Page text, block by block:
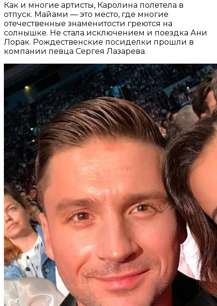
Как и многие артисты, Каролина полетела в
отпуск. Майами — это место, где многие
отечественные знаменитости греются на
солнышке. Не стала исключением и поездка Ани
Лорак. Рождественские посиделки прошли в
компании певца Сергея Лазарева.